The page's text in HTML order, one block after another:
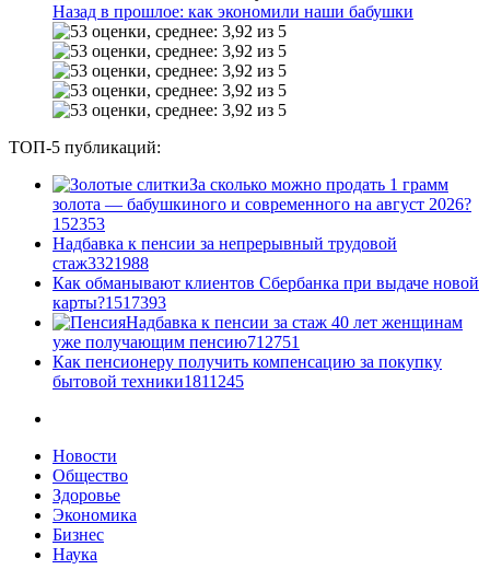
Назад в прошлое: как экономили наши бабушки
ТОП-5 публикаций:
За сколько можно продать 1 грамм
золота — бабушкиного и современного на август 2026?
1 52353
Надбавка к пенсии за непрерывный трудовой
стаж3321988
Как обманывают клиентов Сбербанка при выдаче новой
карты?1517393
Надбавка к пенсии за стаж 40 лет женщинам
уже получающим пенсию712751
Как пенсионеру получить компенсацию за покупку
бытовой техники1811245
Новости
Общество
Здоровье
Экономика
Бизнес
Наука